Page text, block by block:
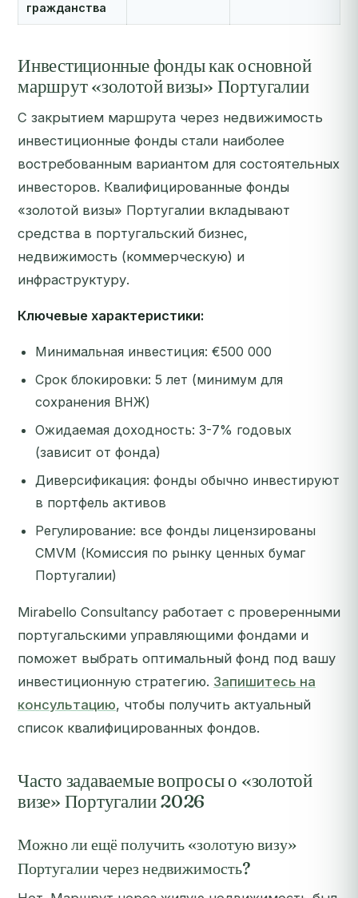
гражданства
Инвестиционные фонды как основной
маршрут «золотой визы» Португалии
С закрытием маршрута через недвижимость
инвестиционные фонды стали наиболее
востребованным вариантом для состоятельных
инвесторов. Квалифицированные фонды
«золотой визы» Португалии вкладывают
средства в португальский бизнес,
недвижимость (коммерческую) и
инфраструктуру.
Ключевые характеристики:
Минимальная инвестиция: €500 000
Срок блокировки: 5 лет (минимум для
сохранения ВНЖ)
Ожидаемая доходность: 3-7% годовых
(зависит от фонда)
Диверсификация: фонды обычно инвестируют
в портфель активов
Регулирование: все фонды лицензированы
CMVM (Комиссия по рынку ценных бумаг
Португалии)
Mirabello Consultancy работает с проверенными
португальскими управляющими фондами и
поможет выбрать оптимальный фонд под вашу
инвестиционную стратегию. Запишитесь на
консультацию, чтобы получить актуальный
список квалифицированных фондов.
Часто задаваемые вопросы о «золотой
визе» Португалии 2026
Можно ли ещё получить «золотую визу»
Португалии через недвижимость?